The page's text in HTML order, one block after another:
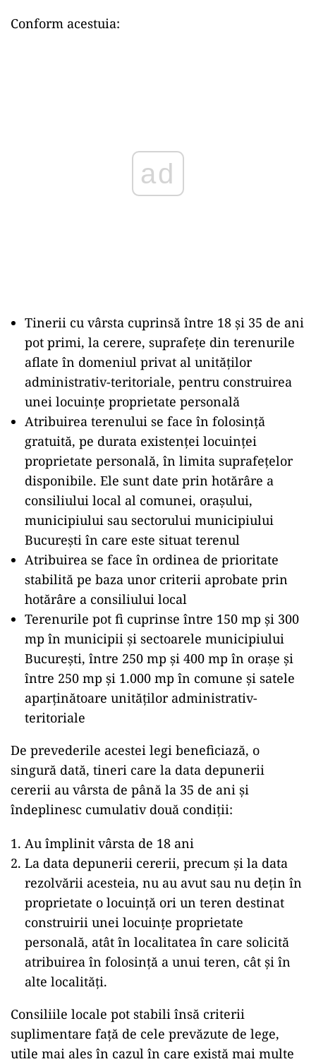
Conform acestuia:
ad
Tinerii cu vârsta cuprinsă între 18 și 35 de ani
pot primi, la cerere, suprafețe din terenurile
aflate în domeniul privat al unităților
administrativ-teritoriale, pentru construirea
unei locuințe proprietate personală
Atribuirea terenului se face în folosință
gratuită, pe durata existenței locuinței
proprietate personală, în limita suprafețelor
disponibile. Ele sunt date prin hotărâre a
consiliului local al comunei, orașului,
municipiului sau sectorului municipiului
București în care este situat terenul
Atribuirea se face în ordinea de prioritate
stabilită pe baza unor criterii aprobate prin
hotărâre a consiliului local
Terenurile pot fi cuprinse între 150 mp și 300
mp în municipii și sectoarele municipiului
București, între 250 mp și 400 mp în orașe și
între 250 mp și 1.000 mp în comune și satele
aparținătoare unităților administrativ-
teritoriale
De prevederile acestei legi beneficiază, o
singură dată, tineri care la data depunerii
cererii au vârsta de până la 35 de ani și
îndeplinesc cumulativ două condiții:
Au împlinit vârsta de 18 ani
La data depunerii cererii, precum și la data
rezolvării acesteia, nu au avut sau nu dețin în
proprietate o locuință ori un teren destinat
construirii unei locuințe proprietate
personală, atât în localitatea în care solicită
atribuirea în folosință a unui teren, cât și în
alte localități.
Consiliile locale pot stabili însă criterii
suplimentare față de cele prevăzute de lege,
utile mai ales în cazul în care există mai multe